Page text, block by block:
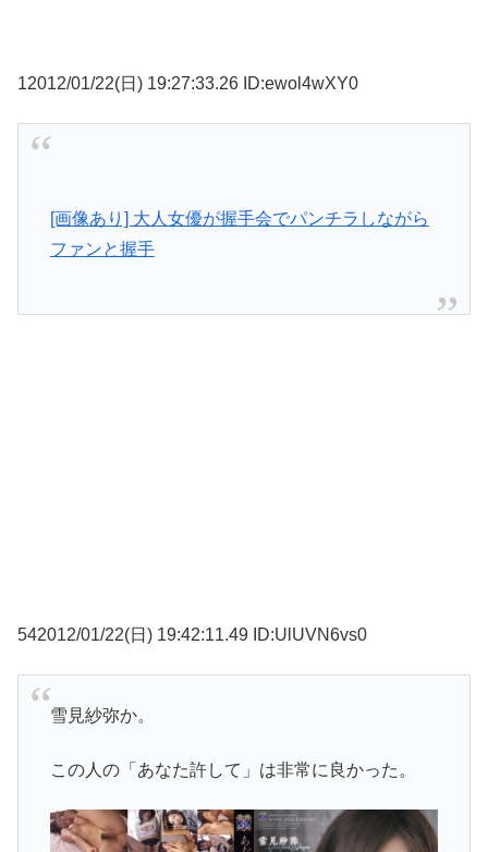
12012/01/22(日) 19:27:33.26 ID:ewol4wXY0
[画像あり] 大人女優が握手会でパンチラしながら
ファンと握手
542012/01/22(日) 19:42:11.49 ID:UlUVN6vs0
雪見紗弥か。
この人の「あなた許して」は非常に良かった。